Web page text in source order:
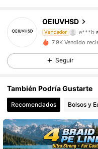
OEIUVHSD
Vendedor e***b
4,86
4,86
4,86
7.9K Vendido
Seguir
También Podría Gustarte
Recomendados Bolsos y